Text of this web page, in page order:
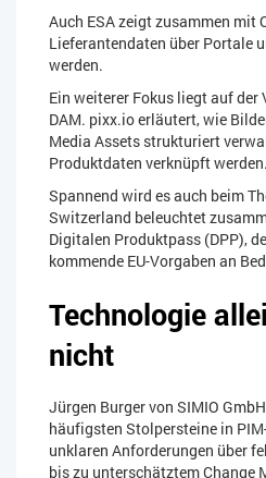
Auch ESA zeigt zusammen mit
Lieferantendaten über Portale
werden.
Ein weiterer Fokus liegt auf der
DAM. pixx.io erläutert, wie
Media Assets strukturiert
Produktdaten verknüpft werden.
Spannend wird es auch beim
Switzerland beleuchtet
Digitalen Produktpass (DPP),
kommende EU-Vorgaben an
Technologie
nicht
Jürgen Burger von SIMIO
häufigsten Stolpersteine in
unklaren Anforderungen über
bis zu unterschätztem Change